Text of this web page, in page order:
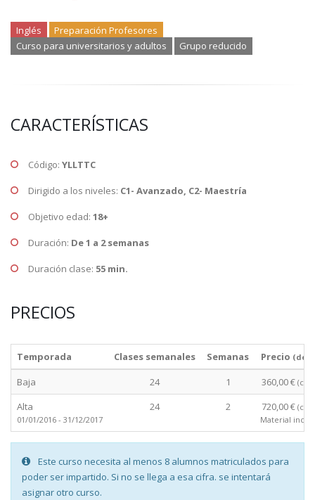
Inglés
Preparación Profesores
Curso para universitarios y adultos
Grupo reducido
CARACTERÍSTICAS
Código: YLLTTC
Dirigido a los niveles: C1- Avanzado, C2- Maestría
Objetivo edad: 18+
Duración: De 1 a 2 semanas
Duración clase: 55 min.
PRECIOS
Temporada Clases semanales Semanas Precio
Baja 24 1 360,00 €
Alta
01/01/2016 - 31/12/2017
24 2 720,00 €
Material
Este curso necesita al menos 8 alumnos matriculados para
poder ser impartido. Si no se llega a esa cifra. se intentará
asignar otro curso.